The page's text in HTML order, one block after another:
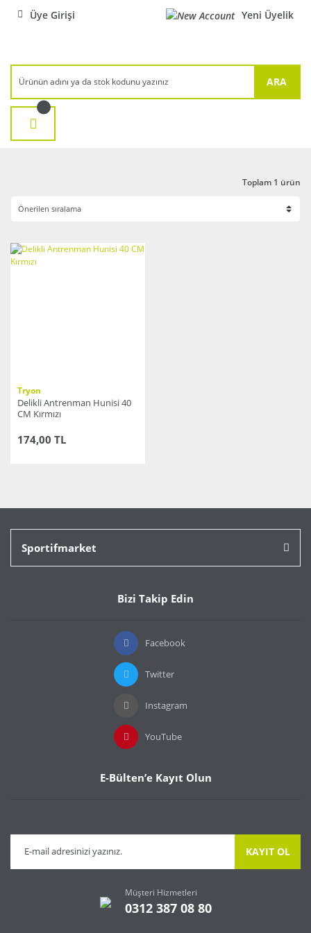
Üye Girişi Yeni Üyelik
ARA
Toplam 1 ürün
Tryon
Delikli Antrenman Hunisi 40
CM Kırmızı
174,00 TL
Sportifmarket
Bizi Takip Edin
Facebook
Twitter
Instagram
YouTube
E-Bülten’e Kayıt Olun
KAYIT OL
Müşteri Hizmetleri
0312 387 08 80